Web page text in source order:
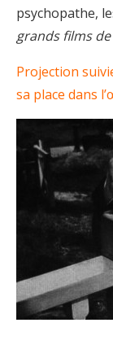
psychopathe,
grands films
Projection
sa place dans